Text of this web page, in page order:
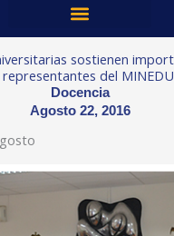
sostienen
del
Docencia
Agosto 22, 2016